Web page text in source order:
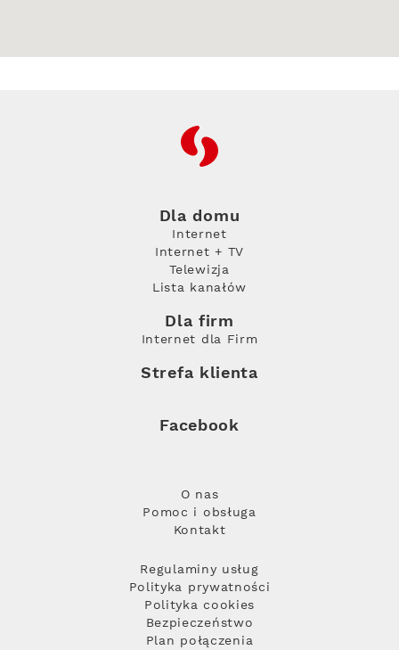
RFC
Dla domu
Internet
Internet + TV
Telewizja
Lista kanałów
Dla firm
Internet dla Firm
Strefa klienta
Facebook
O nas
Pomoc i obsługa
Kontakt
Regulaminy usług
Polityka prywatności
Polityka cookies
Bezpieczeństwo
Plan połączenia